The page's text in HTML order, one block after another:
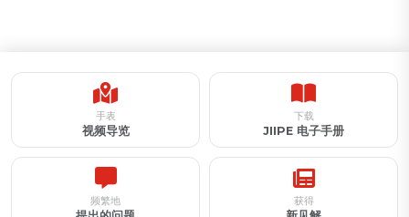
手表
视频导览
下载
JIIPE 电子手册
频繁地 获得